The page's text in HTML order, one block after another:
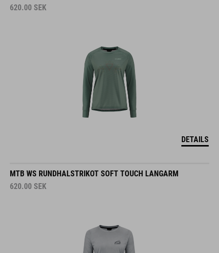
620.00 SEK
DETAILS
MTB WS RUNDHALSTRIKOT SOFT TOUCH LANGARM
620.00 SEK